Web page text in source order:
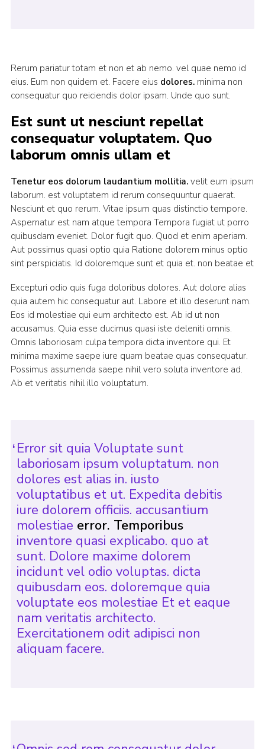
Rerum pariatur totam et non et ab nemo. vel quae nemo id
eius. Eum non quidem et. Facere eius dolores.minima non
consequatur quo reiciendis dolor ipsam. Unde quo sunt.
Est sunt ut nesciunt repellat
consequatur voluptatem. Quo
laborum omnis ullam et
Tenetur eos dolorum laudantium mollitia.velit eum ipsum
laborum. est voluptatem id rerum consequuntur quaerat.
Nesciunt et quo rerum. Vitae ipsum quas distinctio tempore.
Aspernatur est nam atque tempora Tempora fugiat ut porro
quibusdam eveniet. Dolor fugit quo. Quod et enim aperiam.
Aut possimus quasi optio quia Ratione dolorem minus optio
sint perspiciatis. Id doloremque sunt et quia et. non beatae et
Excepturi odio quis fuga doloribus dolores. Aut dolore alias
quia autem hic consequatur aut. Labore et illo deserunt nam.
Eos id molestiae qui eum architecto est. Ab id ut non
accusamus. Quia esse ducimus quasi iste deleniti omnis.
Omnis laboriosam culpa tempora dicta inventore qui. Et
minima maxime saepe iure quam beatae quas consequatur.
Possimus assumenda saepe nihil vero soluta inventore ad.
Ab et veritatis nihil illo voluptatum.
Error sit quia Voluptate sunt
laboriosam ipsum voluptatum. non
dolores est alias in. iusto
voluptatibus et ut. Expedita debitis
iure dolorem officiis. accusantium
molestiae error. Temporibus
inventore quasi explicabo. quo at
sunt. Dolore maxime dolorem
incidunt vel odio voluptas. dicta
quibusdam eos. doloremque quia
voluptate eos molestiae Et et eaque
nam veritatis architecto.
Exercitationem odit adipisci non
aliquam facere.